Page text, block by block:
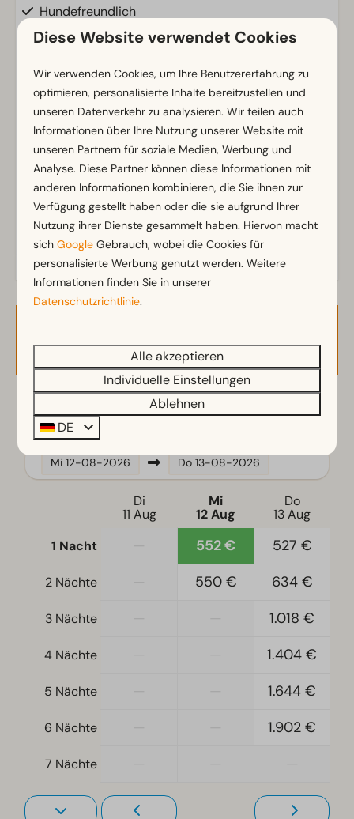
Hundefreundlich
Klimaanlage
WLAN (gratis)
m² Fläche: 42
Parkmöglichkeit in der Nähe der Ferienunterkunft
Kein Feuerwerk erlaubt
Badezimmer
Separate Toiletten: 1
Badezimmer unten: 1
Dusche
Toiletten im Badezimmer: 1
Außenbereich
Terrasse
Gartenmöbel
Küche
Einbauküche
Kombi-Mikrowelle
Filterkaffeemaschine
Kühlschrank mit Gefrierfach
Geschirrspüler
Einzelbetten: 2
Etagenbet(ten): 1
Treppenstufen zur Unterkunft
Zeig mehr ↓
Verfügbarkeit und Preis
Mi 12-08-2026 Do 13-08-2026
Di
11 Aug
Mi
12 Aug
Do
13 Aug
1 Nacht
552 € 527 €
2 Nächte 550 € 634 €
3 Nächte 1.018 €
4 Nächte 1.404 €
5 Nächte 1.644 €
6 Nächte 1.902 €
7 Nächte
Diese Website verwendet Cookies
Wir verwenden Cookies, um Ihre Benutzererfahrung zu
optimieren, personalisierte Inhalte bereitzustellen und
unseren Datenverkehr zu analysieren. Wir teilen auch
Informationen über Ihre Nutzung unserer Website mit
unseren Partnern für soziale Medien, Werbung und
Analyse. Diese Partner können diese Informationen mit
anderen Informationen kombinieren, die Sie ihnen zur
Verfügung gestellt haben oder die sie aufgrund Ihrer
Nutzung ihrer Dienste gesammelt haben. Hiervon macht
sichGoogle Gebrauch, wobei die Cookies für
personalisierte Werbung genutzt werden. Weitere
Informationen finden Sie in unserer
Datenschutzrichtlinie.
Alle akzeptieren
Individuelle Einstellungen
Ablehnen
DE